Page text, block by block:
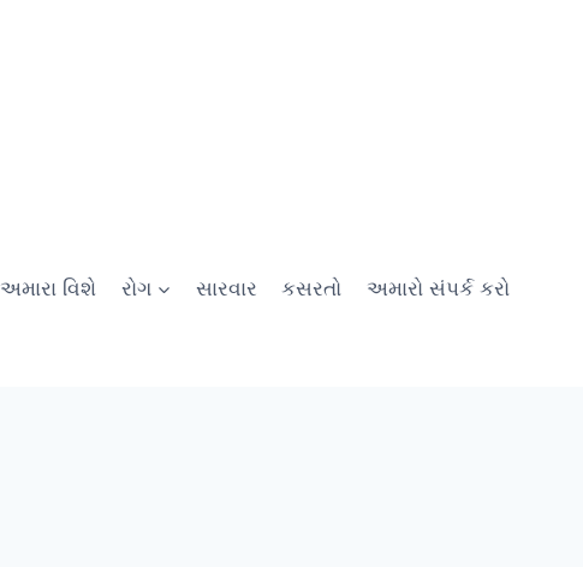
અમારા વિશે રોગ સારવાર કસરતો અમારો સંપર્ક કરો